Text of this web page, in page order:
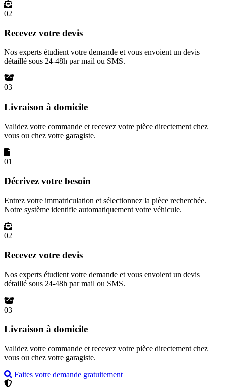
02
Recevez votre devis
Nos experts étudient votre demande et vous envoient un devis
détaillé sous 24-48h par mail ou SMS.
03
Livraison à domicile
Validez votre commande et recevez votre pièce directement chez
vous ou chez votre garagiste.
01
Décrivez votre besoin
Entrez votre immatriculation et sélectionnez la pièce recherchée.
Notre système identifie automatiquement votre véhicule.
02
Recevez votre devis
Nos experts étudient votre demande et vous envoient un devis
détaillé sous 24-48h par mail ou SMS.
03
Livraison à domicile
Validez votre commande et recevez votre pièce directement chez
vous ou chez votre garagiste.
Faites votre demande gratuitement